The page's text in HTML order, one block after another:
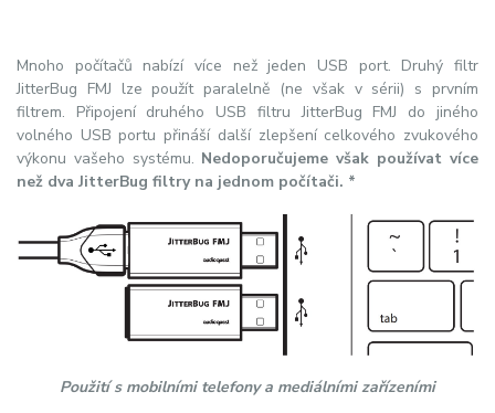
Mnoho počítačů nabízí více než jeden USB port. Druhý filtr
JitterBug FMJ lze použít paralelně (ne však v sérii) s prvním
filtrem. Připojení druhého USB filtru JitterBug FMJ do jiného
volného USB portu přináší další zlepšení celkového zvukového
výkonu vašeho systému. Nedoporučujeme však používat více
než dva JitterBug filtry na jednom počítači. *
Použití s mobilními telefony a mediálními zařízeními